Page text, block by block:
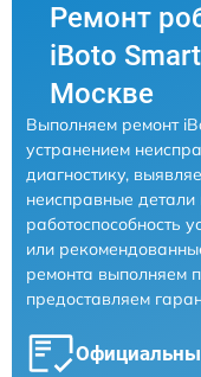
Ремонт
iBoto
Москве
Выполняем ремонт
устранением
диагностику,
неисправные
работоспособность
или
ремонта выполняем
предоставляем